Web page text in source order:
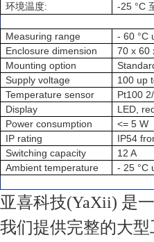
环境温度: -25 °C
Measuring range
- 60 °C
Enclosure dimension
70 x 60
Mounting option
Supply voltage
100 up
Temperature sensor
Pt100
Display
LED,
Power consumption
<= 5 W
IP rating
IP54
Switching capacity
12 A
Ambient temperature
- 25 °C
亚喜科技(YaXii) 是
我们提供完整的大